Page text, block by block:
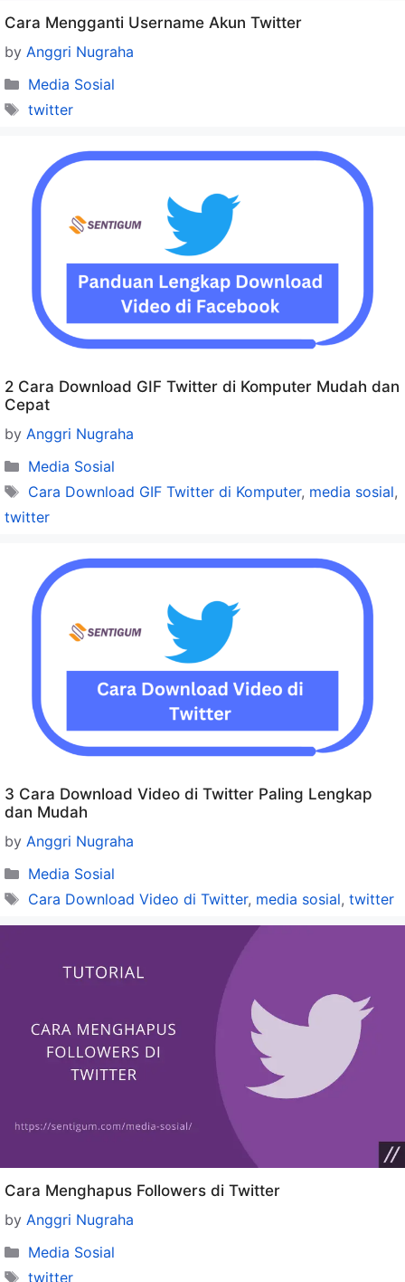
Cara Mengganti Username Akun Twitter
by Anggri Nugraha
Categories
Media Sosial
Tags
twitter
2 Cara Download GIF Twitter di Komputer Mudah dan
Cepat
by Anggri Nugraha
Categories
Media Sosial
Tags
Cara Download GIF Twitter di Komputer, media sosial,
twitter
3 Cara Download Video di Twitter Paling Lengkap
dan Mudah
by Anggri Nugraha
Categories
Media Sosial
Tags
Cara Download Video di Twitter, media sosial, twitter
Cara Menghapus Followers di Twitter
by Anggri Nugraha
Categories
Media Sosial
Tags
twitter